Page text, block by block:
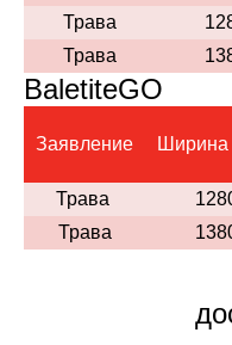
Трава
Трава
BaletiteGO
Заявление Ширина
Трава
Трава